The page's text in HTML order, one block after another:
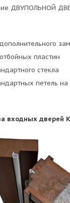
ДВУПОЛЬНОЙ
пластин
стекла
петель
входных дверей